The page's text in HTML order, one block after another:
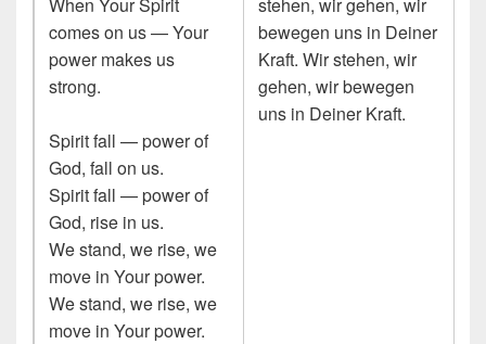
comes on us — Your
power makes us
strong.
Spirit fall — power of
God, fall on us.
Spirit fall — power of
God, rise in us.
We stand, we rise, we
move in Your power.
We stand, we rise, we
move in Your power.
bewegen uns in Deiner
Kraft. Wir stehen, wir
gehen, wir bewegen
uns in Deiner Kraft.